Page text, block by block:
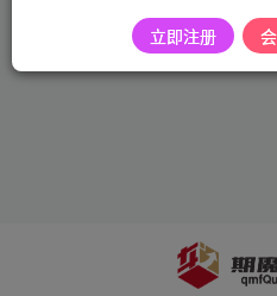
立即注册